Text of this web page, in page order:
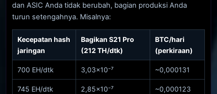
dan ASIC Anda tidak berubah, bagian produksi Anda
turun setengahnya. Misalnya:
Kecepatan hash
jaringan
Bagikan S21 Pro
(212 TH/dtk)
BTC/hari
(perkiraan)
700 EH/dtk 3,03×10⁻⁷ ~0,000131
745 EH/dtk 2,85×10⁻⁷ ~0,000123